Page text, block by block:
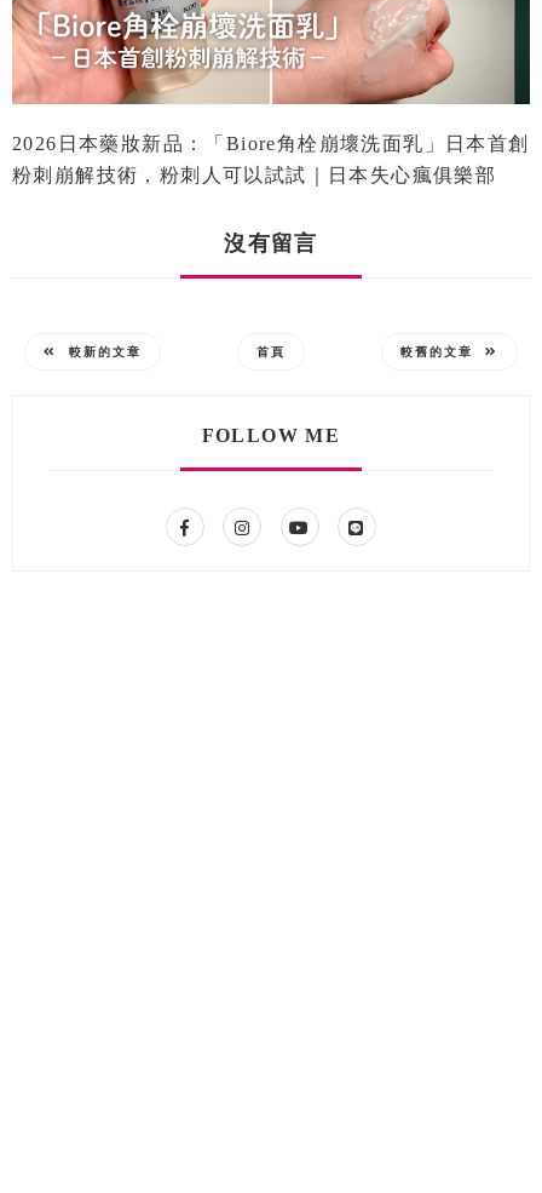
2026日本藥妝新品：「Biore角栓崩壞洗面乳」日本首創
粉刺崩解技術，粉刺人可以試試｜日本失心瘋俱樂部
沒有留言
較新的文章 首頁 較舊的文章
FOLLOW ME